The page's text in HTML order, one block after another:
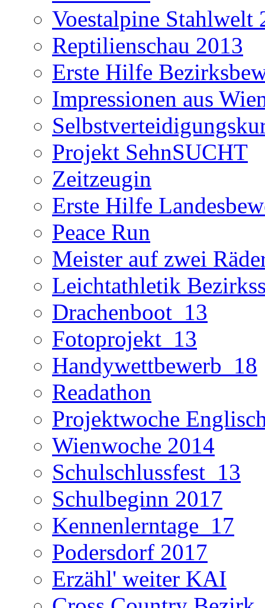
Voestalpine Stahlwelt
Reptilienschau 2013
Erste Hilfe
Impressionen aus
Projekt SehnSUCHT
Zeitzeugin
Erste Hilfe
Peace Run
Meister auf zwei
Leichtathletik
Drachenboot_13
Fotoprojekt_13
Handywettbewerb_18
Readathon
Projektwoche
Wienwoche 2014
Schulschlussfest_13
Schulbeginn 2017
Kennenlerntage_17
Podersdorf 2017
Erzähl' weiter KAI